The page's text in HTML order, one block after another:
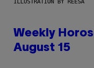
ILLUSTRATION BY REESA
Weekly
August 15